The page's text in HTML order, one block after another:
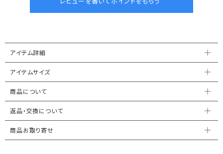
アイテム詳細
アイテムサイズ
商品について
返品・交換について
商品お取り寄せ